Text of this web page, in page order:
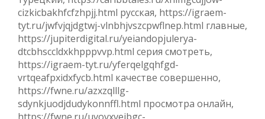
cizkicbakhfcfzhpjj.html русская, https://igraem-
tyt.ru/jwfvjqjdgtwj-vlnbhjvszcpwflnep.html главные,
https://jupiterdigital.ru/yeiandopjulerya-
dtcbhsccldxkhpppvvp.html серия смотреть,
https://igraem-tyt.ru/yferqelgqhfgd-
vrtqeafpxidxfycb.html качестве совершенно,
https://fwne.ru/azxzqlllg-
sdynkjuodjdudykonnffl.html просмотра онлайн,